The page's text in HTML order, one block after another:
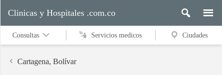
Clinicas y Hospitales .com.co
Consultas Servicios medicos Ciudades
Cartagena, Bolívar